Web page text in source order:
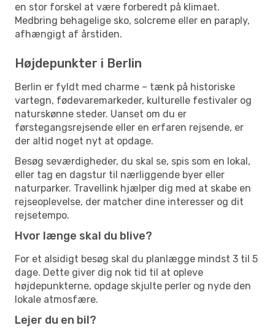
en stor forskel at være forberedt på klimaet.
Medbring behagelige sko, solcreme eller en paraply,
afhængigt af årstiden.
Højdepunkter i Berlin
Berlin er fyldt med charme – tænk på historiske
vartegn, fødevaremarkeder, kulturelle festivaler og
naturskønne steder. Uanset om du er
førstegangsrejsende eller en erfaren rejsende, er
der altid noget nyt at opdage.
Besøg seværdigheder, du skal se, spis som en lokal,
eller tag en dagstur til nærliggende byer eller
naturparker. Travellink hjælper dig med at skabe en
rejseoplevelse, der matcher dine interesser og dit
rejsetempo.
Hvor længe skal du blive?
For et alsidigt besøg skal du planlægge mindst 3 til 5
dage. Dette giver dig nok tid til at opleve
højdepunkterne, opdage skjulte perler og nyde den
lokale atmosfære.
Lejer du en bil?